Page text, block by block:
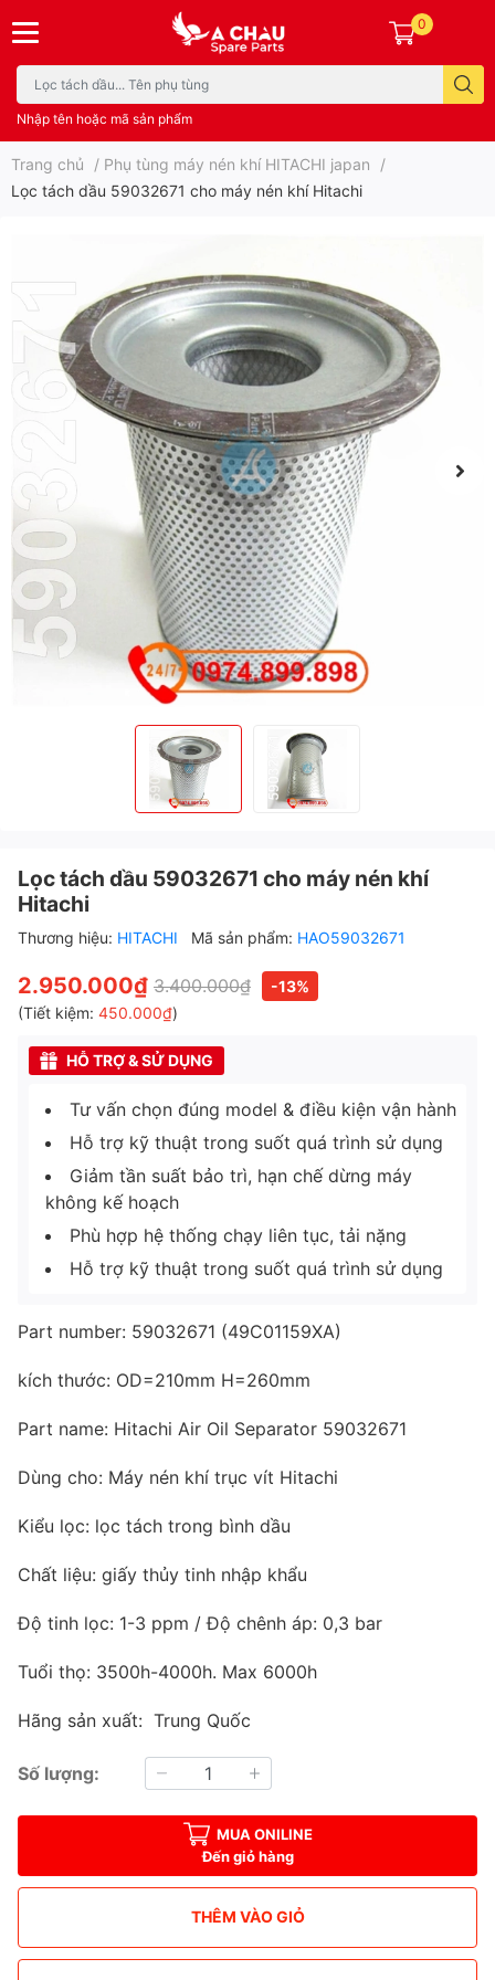
Nhập tên hoặc mã sản phẩm
0
Trang chủ / Phụ tùng máy nén khí HITACHI japan
/
Lọc tách dầu 59032671 cho máy nén khí Hitachi
Lọc tách dầu 59032671 cho máy nén khí
Hitachi
Thương hiệu: HITACHI Mã sản phẩm: HAO59032671
2.950.000₫ 3.400.000₫
-13%
(Tiết kiệm: 450.000₫)
HỖ TRỢ & SỬ DỤNG
Tư vấn chọn đúng model & điều kiện vận hành
Hỗ trợ kỹ thuật trong suốt quá trình sử dụng
Giảm tần suất bảo trì, hạn chế dừng máy
không kế hoạch
Phù hợp hệ thống chạy liên tục, tải nặng
Hỗ trợ kỹ thuật trong suốt quá trình sử dụng
Part number: 59032671 (49C01159XA)
kích thước: OD=210mm H=260mm
Part name: Hitachi Air Oil Separator 59032671
Dùng cho: Máy nén khí trục vít Hitachi
Kiểu lọc: lọc tách trong bình dầu
Chất liệu: giấy thủy tinh nhập khẩu
Độ tinh lọc: 1-3 ppm / Độ chênh áp: 0,3 bar
Tuổi thọ: 3500h-4000h. Max 6000h
Hãng sản xuất: Trung Quốc
Số lượng:
MUA ONILINE
Đến giỏ hàng
THÊM VÀO GIỎ